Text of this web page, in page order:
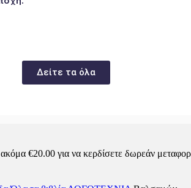
Δείτε τα όλα
ακόμα €20.00για να κερδίσετε δωρεάν